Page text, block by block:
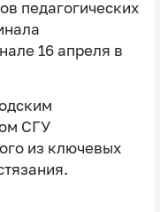
педагогических
16 апреля в
СГУ
из ключевых